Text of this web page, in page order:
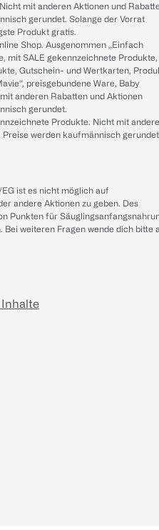
mit anderen Aktionen und
gerundet. Solange der Vorrat
Produkt gratis.
Shop. Ausgenommen „Einfach
mit SALE gekennzeichnete Produkte,
Gutschein- und Wertkarten,
preisgebundene Ware, Baby
anderen Rabatten und Aktionen
gerundet.
Produkte. Nicht mit
werden kaufmännisch
ist es nicht möglich auf
andere Aktionen zu geben. Des
Punkten für
Bei weiteren Fragen wende dich bitte
Inhalte